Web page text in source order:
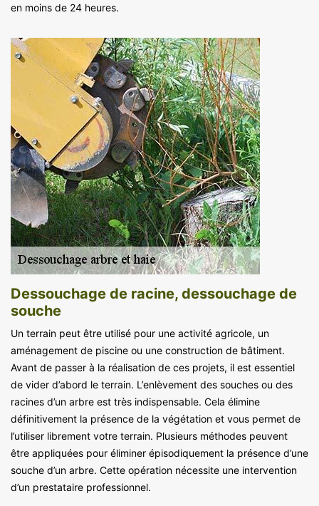
en moins de 24 heures.
Dessouchage de racine, dessouchage de
souche
Un terrain peut être utilisé pour une activité agricole, un
aménagement de piscine ou une construction de bâtiment.
Avant de passer à la réalisation de ces projets, il est essentiel
de vider d’abord le terrain. L’enlèvement des souches ou des
racines d’un arbre est très indispensable. Cela élimine
définitivement la présence de la végétation et vous permet de
l’utiliser librement votre terrain. Plusieurs méthodes peuvent
être appliquées pour éliminer épisodiquement la présence d’une
souche d’un arbre. Cette opération nécessite une intervention
d’un prestataire professionnel.